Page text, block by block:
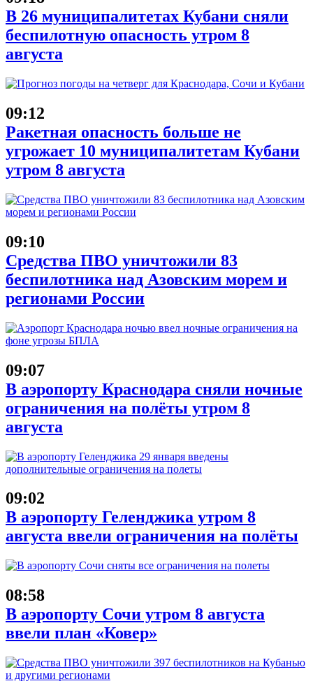
В 26 муниципалитетах Кубани сняли
беспилотную опасность утром 8
августа
09:12
Ракетная опасность больше не
угрожает 10 муниципалитетам Кубани
утром 8 августа
09:10
Средства ПВО уничтожили 83
беспилотника над Азовским морем и
регионами России
09:07
В аэропорту Краснодара сняли ночные
ограничения на полёты утром 8
августа
09:02
В аэропорту Геленджика утром 8
августа ввели ограничения на полёты
08:58
В аэропорту Сочи утром 8 августа
ввели план «Ковер»